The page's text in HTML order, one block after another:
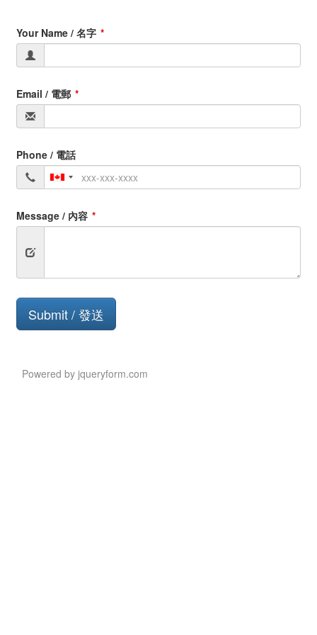
Your Name / 名字
Email / 電郵
Phone / 電話
Message / 內容
Submit
Button
Submit / 發送
Powered by jqueryform.com